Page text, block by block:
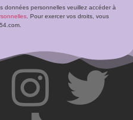
données personnelles veuillez accéder à
. Pour exercer vos droits, vous